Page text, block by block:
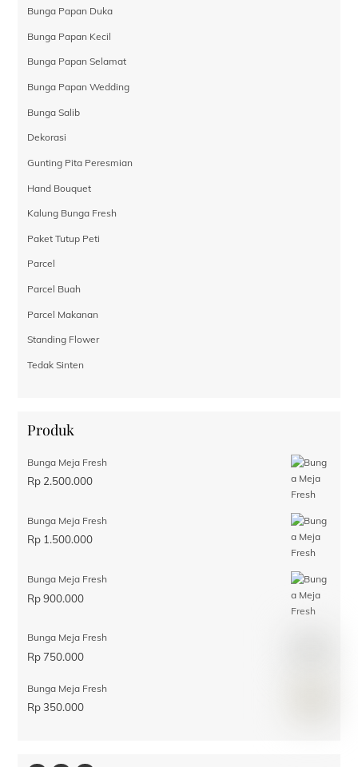
Bunga Papan Duka
Bunga Papan Kecil
Bunga Papan Selamat
Bunga Papan Wedding
Bunga Salib
Dekorasi
Gunting Pita Peresmian
Hand Bouquet
Kalung Bunga Fresh
Paket Tutup Peti
Parcel
Parcel Buah
Parcel Makanan
Standing Flower
Tedak Sinten
Produk
Bunga Meja Fresh
Rp 2.500.000
Bunga Meja Fresh
Rp 1.500.000
Bunga Meja Fresh
Rp900.000
Bunga Meja Fresh
Rp750.000
Bunga Meja Fresh
Rp 350.000